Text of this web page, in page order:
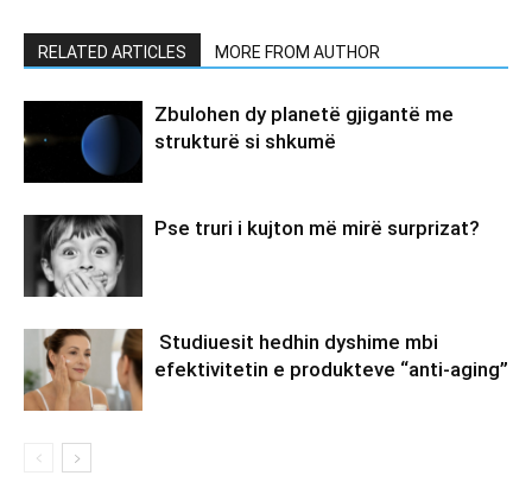
RELATED ARTICLES MORE FROM AUTHOR
Zbulohen dy planetë gjigantë me
strukturë si shkumë
Pse truri i kujton më mirë surprizat?
Studiuesit hedhin dyshime mbi
efektivitetin e produkteve “anti-aging”